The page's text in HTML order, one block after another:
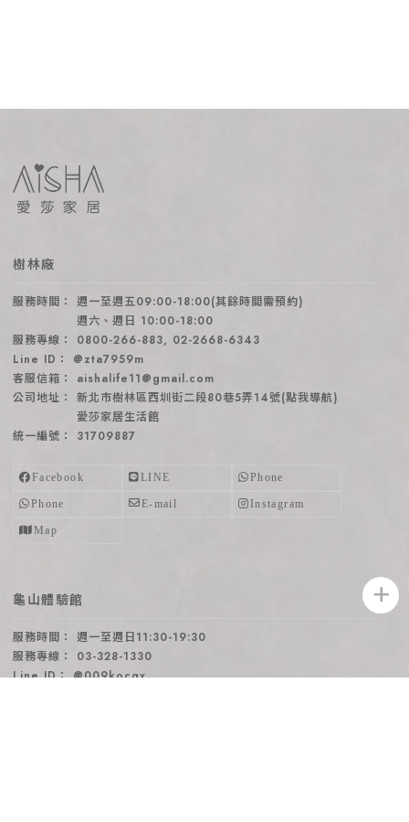
樹林廠
週一至週五09:00-18:00(其餘時間需預約)
週六、週日 10:00-18:00
0800-266-883, 02-2668-6343
@zta7959m
aishalife11@gmail.com
新北市樹林區西圳街二段80巷5弄14號(點我導航)
愛莎家居生活館
31709887
龜山體驗館
週一至週日11:30-19:30
03-328-1330
@009kocgx